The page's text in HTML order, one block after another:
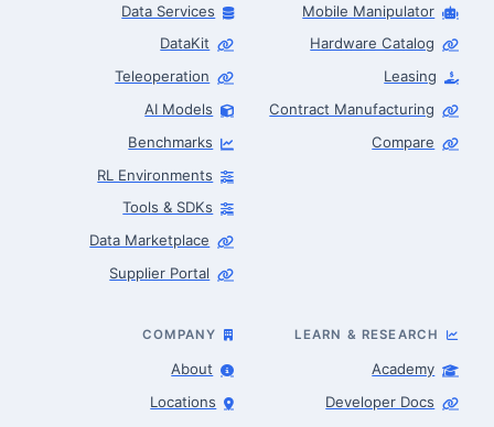
Mobile Manipulator
Hardware Catalog
Leasing
Contract Manufacturing
Compare
Data Services
DataKit
Teleoperation
AI Models
Benchmarks
RL Environments
Tools & SDKs
Data Marketplace
Supplier Portal
LEARN & RESEARCH
Academy
Developer Docs
COMPANY
About
Locations